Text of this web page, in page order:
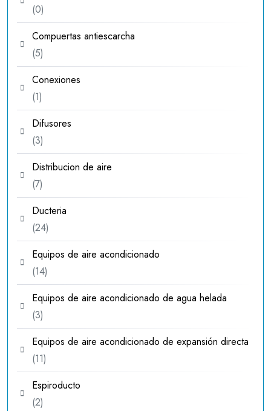
00
productos
Compuertas antiescarcha
55
productos
Conexiones
11
producto
Difusores
33
productos
Distribucion de aire
77
productos
Ducteria
2424
productos
Equipos de aire acondicionado
1414
productos
Equipos de aire acondicionado de agua helada
33
productos
Equipos de aire acondicionado de expansión directa
1111
productos
Espiroducto
22